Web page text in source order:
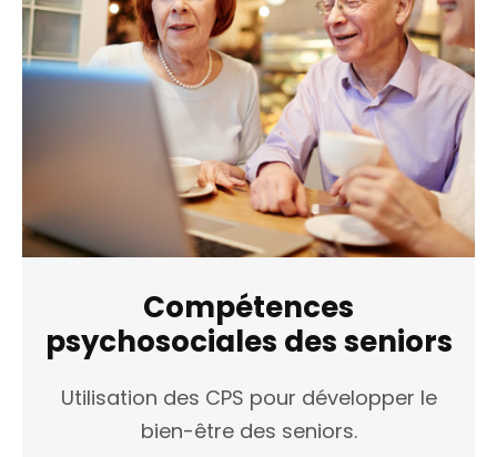
Compétences
psychosociales des seniors
Utilisation des CPS pour développer le
bien-être des seniors.